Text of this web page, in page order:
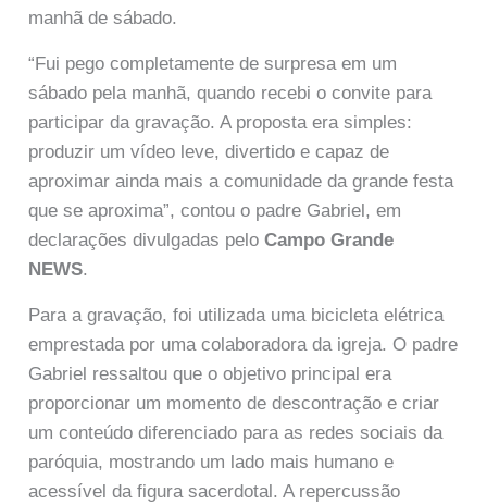
manhã de sábado.
“Fui pego completamente de surpresa em um
sábado pela manhã, quando recebi o convite para
participar da gravação. A proposta era simples:
produzir um vídeo leve, divertido e capaz de
aproximar ainda mais a comunidade da grande festa
que se aproxima”, contou o padre Gabriel, em
declarações divulgadas peloCampo Grande
NEWS.
Para a gravação, foi utilizada uma bicicleta elétrica
emprestada por uma colaboradora da igreja. O padre
Gabriel ressaltou que o objetivo principal era
proporcionar um momento de descontração e criar
um conteúdo diferenciado para as redes sociais da
paróquia, mostrando um lado mais humano e
acessível da figura sacerdotal. A repercussão